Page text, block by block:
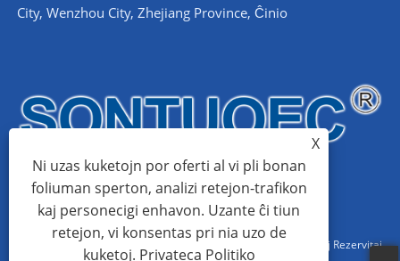
City, Wenzhou City, Zhejiang Province, Ĉinio
Kopirajto © 2024 Wenzhou Santuo Electrical Co., Ltd. Ĉiuj Rajtoj Rezervitaj
X
Ni uzas kuketojn por oferti al vi pli bonan
foliuman sperton, analizi retejon-trafikon
kaj personecigi enhavon. Uzante ĉi tiun
retejon, vi konsentas pri nia uzo de
kuketoj. Privateca Politiko